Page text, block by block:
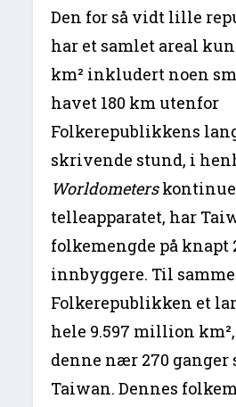
Den for så vidt lille
har et samlet areal
km² inkludert noen
havet 180 km utenfor
Folkerepublikkens
skrivende stund, i
Worldometers
telleapparatet, har
folkemengde på
innbyggere. Til
Folkerepublikken et
hele 9.597 million
denne nær 270 ganger
Taiwan. Dennes